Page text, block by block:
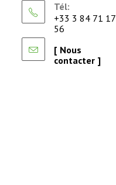
Tél:
+33 3 84 71 17
56
[ Nous
contacter ]